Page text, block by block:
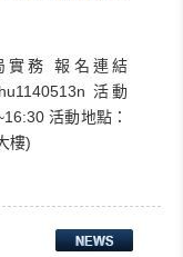
實務 報名連結
活動
活動地點：
樓)